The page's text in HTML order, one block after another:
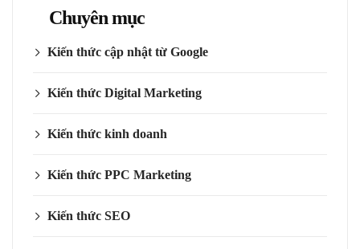
Chuyên mục
Kiến thức cập nhật từ Google
Kiến thức Digital Marketing
Kiến thức kinh doanh
Kiến thức PPC Marketing
Kiến thức SEO